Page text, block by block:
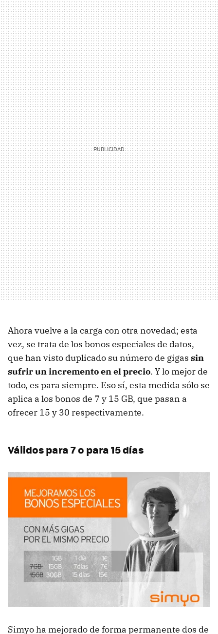
Ahora vuelve a la carga con otra novedad; esta
vez, se trata de los bonos especiales de datos,
que han visto duplicado su número de gigas sin
sufrir un incremento en el precio. Y lo mejor de
todo, es para siempre. Eso sí, esta medida sólo se
aplica a los bonos de 7 y 15 GB, que pasan a
ofrecer 15 y 30 respectivamente.
Válidos para 7 o para 15 días
Simyo ha mejorado de forma permanente dos de